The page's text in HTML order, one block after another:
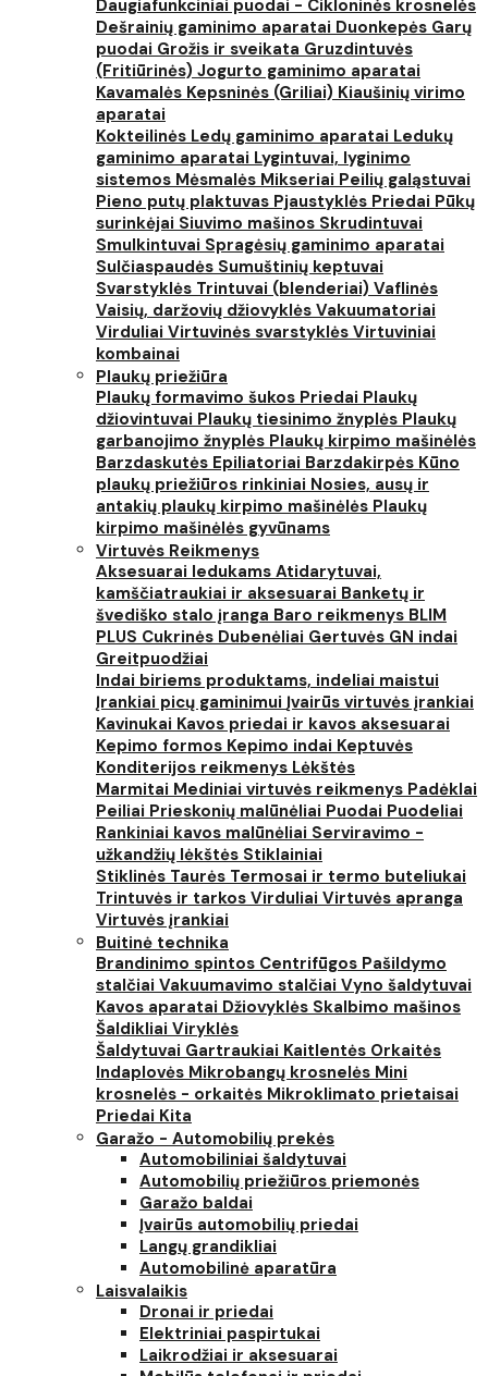
Daugiafunkciniai puodai - Cikloninės krosnelės
Dešrainių gaminimo aparatai Duonkepės Garų
puodai Grožis ir sveikata Gruzdintuvės
(Fritiūrinės) Jogurto gaminimo aparatai
Kavamalės Kepsninės (Griliai) Kiaušinių virimo
aparatai
Kokteilinės Ledų gaminimo aparatai Ledukų
gaminimo aparatai Lygintuvai, lyginimo
sistemos Mėsmalės Mikseriai Peilių galąstuvai
Pieno putų plaktuvas Pjaustyklės Priedai Pūkų
surinkėjai Siuvimo mašinos Skrudintuvai
Smulkintuvai Spragėsių gaminimo aparatai
Sulčiaspaudės Sumuštinių keptuvai
Svarstyklės Trintuvai (blenderiai) Vaflinės
Vaisių, daržovių džiovyklės Vakuumatoriai
Virduliai Virtuvinės svarstyklės Virtuviniai
kombainai
Plaukų priežiūra
Plaukų formavimo šukos Priedai Plaukų
džiovintuvai Plaukų tiesinimo žnyplės Plaukų
garbanojimo žnyplės Plaukų kirpimo mašinėlės
Barzdaskutės Epiliatoriai Barzdakirpės Kūno
plaukų priežiūros rinkiniai Nosies, ausų ir
antakių plaukų kirpimo mašinėlės Plaukų
kirpimo mašinėlės gyvūnams
Virtuvės Reikmenys
Aksesuarai ledukams Atidarytuvai,
kamščiatraukiai ir aksesuarai Banketų ir
švediško stalo įranga Baro reikmenys BLIM
PLUS Cukrinės Dubenėliai Gertuvės GN indai
Greitpuodžiai
Indai biriems produktams, indeliai maistui
Įrankiai picų gaminimui Įvairūs virtuvės įrankiai
Kavinukai Kavos priedai ir kavos aksesuarai
Kepimo formos Kepimo indai Keptuvės
Konditerijos reikmenys Lėkštės
Marmitai Mediniai virtuvės reikmenys Padėklai
Peiliai Prieskonių malūnėliai Puodai Puodeliai
Rankiniai kavos malūnėliai Serviravimo -
užkandžių lėkštės Stiklainiai
Stiklinės Taurės Termosai ir termo buteliukai
Trintuvės ir tarkos Virduliai Virtuvės apranga
Virtuvės įrankiai
Buitinė technika
Brandinimo spintos Centrifūgos Pašildymo
stalčiai Vakuumavimo stalčiai Vyno šaldytuvai
Kavos aparatai Džiovyklės Skalbimo mašinos
Šaldikliai Viryklės
Šaldytuvai Gartraukiai Kaitlentės Orkaitės
Indaplovės Mikrobangų krosnelės Mini
krosnelės - orkaitės Mikroklimato prietaisai
Priedai Kita
Garažo - Automobilių prekės
Automobiliniai šaldytuvai
Automobilių priežiūros priemonės
Garažo baldai
Įvairūs automobilių priedai
Langų grandikliai
Automobilinė aparatūra
Laisvalaikis
Dronai ir priedai
Elektriniai paspirtukai
Laikrodžiai ir aksesuarai